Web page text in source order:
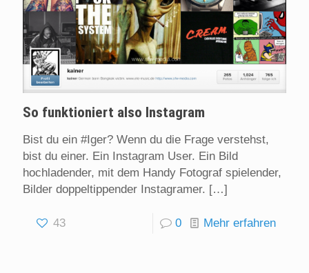
So funktioniert also Instagram
Bist du ein #Iger? Wenn du die Frage verstehst,
bist du einer. Ein Instagram User. Ein Bild
hochladender, mit dem Handy Fotograf spielender,
Bilder doppeltippender Instagramer. […]
43 0 Mehr erfahren